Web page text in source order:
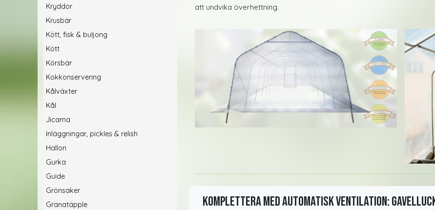
Kryddor
Krusbär
Kött, fisk & buljong
Kött
Körsbär
Kokkonservering
Kålväxter
Kål
Jicama
Inläggningar, pickles & relish
Hallon
Gurka
Guide
Grönsaker
Granatäpple
att undvika överhettning.
Komplettera med automatisk ventilation: